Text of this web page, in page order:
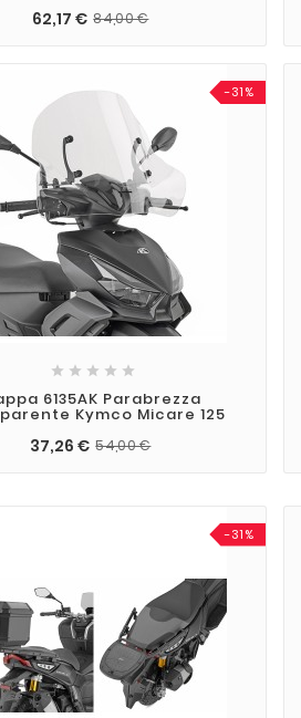
62,17 € 84,00 €
-31%
    
6135AK Parabrezza
Kymco Micare 125
37,26 € 54,00 €
-31%